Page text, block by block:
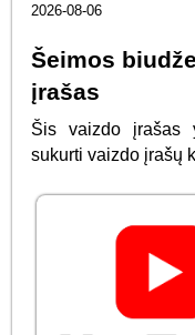
2026-08-06
Šeimos
įrašas
Šis vaizdo įrašas
sukurti vaizdo įrašų